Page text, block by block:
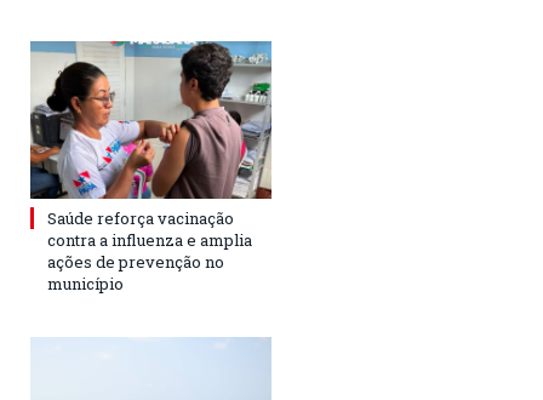
Saúde reforça vacinação
contra a influenza e amplia
ações de prevenção no
município